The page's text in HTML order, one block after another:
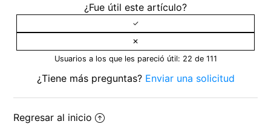
¿Fue útil este artículo?
Usuarios a los que les pareció útil: 22 de 111
¿Tiene más preguntas? Enviar una solicitud
Regresar al inicio